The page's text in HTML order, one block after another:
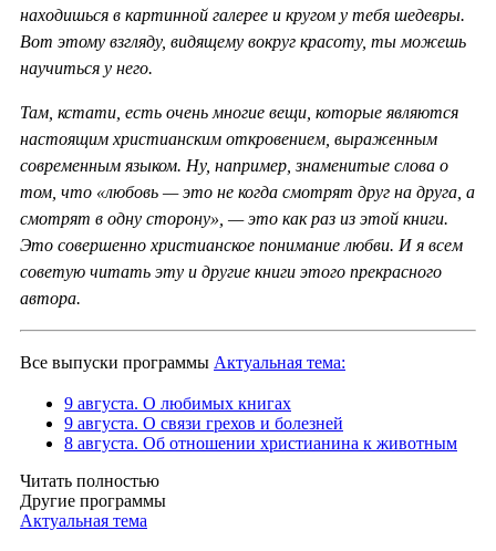
находишься в картинной галерее и кругом у тебя шедевры.
Вот этому взгляду, видящему вокруг красоту, ты можешь
научиться у него.
Там, кстати, есть очень многие вещи, которые являются
настоящим христианским откровением, выраженным
современным языком. Ну, например, знаменитые слова о
том, что «любовь — это не когда смотрят друг на друга, а
смотрят в одну сторону», — это как раз из этой книги.
Это совершенно христианское понимание любви. И я всем
советую читать эту и другие книги этого прекрасного
автора.
Все выпуски программы Актуальная тема:
9 августа. О любимых книгах
9 августа. О связи грехов и болезней
8 августа. Об отношении христианина к животным
Читать полностью
Другие программы
Актуальная тема